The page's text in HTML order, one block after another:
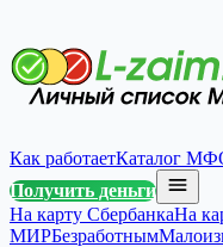
Как работаетКаталог
Получить деньги
На карту СбербанкаНа
МИРБезработным